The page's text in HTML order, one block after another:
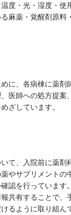
度・光・湿度・使
麻薬・覚醒剤原料
に、各病棟に薬剤
医師への処方提案
ざしています。
て、入院前に薬剤
やサプリメントの
認を行っています。
共有することで、
るように取り組ん